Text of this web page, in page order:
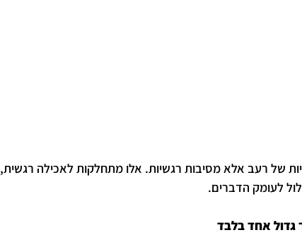
של רעב אלא מסיבות רגשיות. אלו מתחלקות לאכילה רגשית,
לעומק הדברים.
אחד בלבד